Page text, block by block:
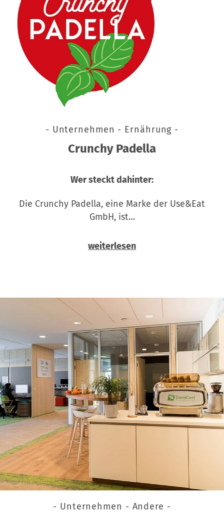
- Unternehmen - Ernährung -
Crunchy Padella
Wer steckt dahinter:
Die Crunchy Padella, eine Marke der Use&Eat
GmbH, ist…
weiterlesen
- Unternehmen - Andere -